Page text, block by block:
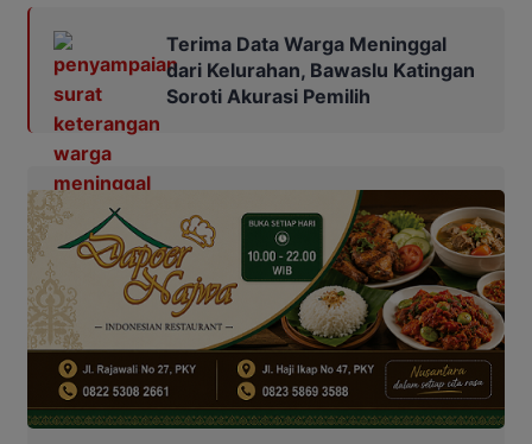
Terima Data Warga Meninggal
dari Kelurahan, Bawaslu Katingan
Soroti Akurasi Pemilih